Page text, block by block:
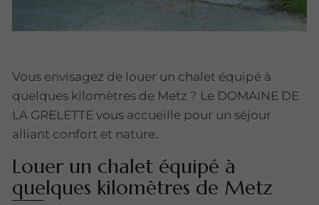
Vous envisagez de louer un chalet équipé à
quelques kilomètres de Metz ? Le DOMAINE DE
LA GRELETTE vous accueille pour un séjour
alliant confort et nature.
Louer un chalet équipé à
quelques kilomètres de Metz